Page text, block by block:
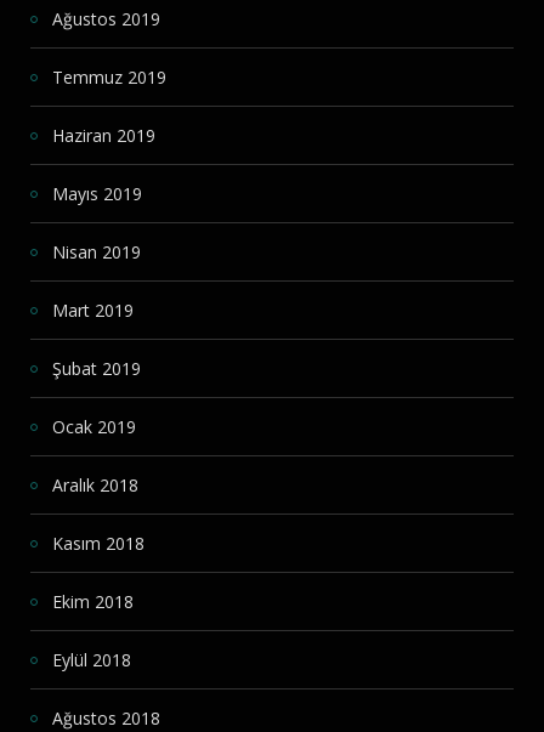
Ağustos 2019
Temmuz 2019
Haziran 2019
Mayıs 2019
Nisan 2019
Mart 2019
Şubat 2019
Ocak 2019
Aralık 2018
Kasım 2018
Ekim 2018
Eylül 2018
Ağustos 2018